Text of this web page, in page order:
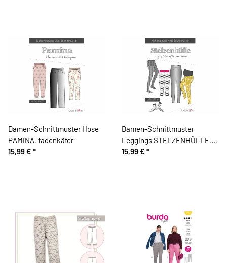
Damen-Schnittmuster Hose
PAMINA, fadenkäfer
15,99 € *
Damen-Schnittmuster
Leggings STELZENHÜLLE,
fadenkäfer
15,99 € *